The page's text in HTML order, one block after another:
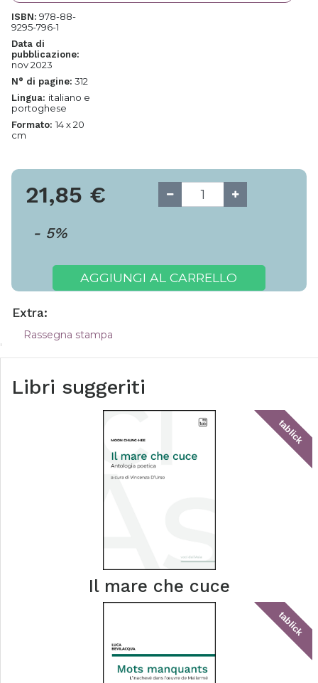
ISBN: 978-88-
9295-796-1
Data di
pubblicazione:
nov 2023
N° di pagine: 312
Lingua: italiano e
portoghese
Formato: 14 x 20
cm
21,85 €
- 5%
AGGIUNGI AL CARRELLO
Extra:
Rassegna stampa
Libri suggeriti
tablick
Il mare che cuce
tablick